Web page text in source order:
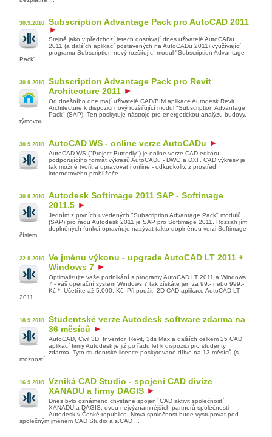
30.9.2010 Subscription Advantage Pack pro AutoCAD 2011
Stejně jako v předchozí letech dostávají dnes uživatelé AutoCADu
2011 (a dalších aplikací postavených na AutoCADu 2011) využívající
programu Subscription nový rozšiřující modul "Subscription Advantage
Pack" ...
30.9.2010
Subscription Advantage Pack pro Revit
Architecture 2011
Od dnešního dne mají uživatelé CAD/BIM aplikace Autodesk Revit
Architecture k dispozici nový rozšiřující modul "Subscription Advantage
Pack" (SAP). Ten poskytuje nástroje pro energetickou analýzu budovy,
týmovou ...
30.9.2010 AutoCAD WS - online verze AutoCADu
AutoCAD WS ("Project Butterfly") je online verze CAD editoru
podporujícího formát výkresů AutoCADu - DWG a DXF. CAD výkresy je
tak možné tvořit a upravovat i online - odkudkoliv, z prostředí
internetového prohlížeče ...
30.9.2010
Autodesk Softimage 2011 SAP - Softimage
2011.5
Jedním z prvních uvedených "Subscription Advantage Pack" modulů
(SAP) pro řadu Autodesk 2011 je SAP pro Softimage 2011. Rozsah jím
doplněných funkcí opravňuje nazývat takto doplněnou verzi Softimage
číslem ...
22.9.2010
Ve jménu výkonu - upgrade AutoCAD LT 2011 +
Windows 7
Optimalizujte vaše podnikání s programy AutoCAD LT 2011 a Windows
7 - váš operační systém Windows 7 tak získáte jen za 99,- nebo 999,-
Kč *. Ušetříte až 5.000,-Kč. Při použití 2D CAD aplikace AutoCAD LT
2011 ...
18.9.2010
Studentské verze Autodesk software zdarma na
36 měsíců
AutoCAD, Civil 3D, Inventor, Revit, 3ds Max a dalších celkem 25 CAD
aplikací firmy Autodesk je již po řadu let k dispozici pro studenty
zdarma. Tyto studentské licence poskytované dříve na 13 měsíců (s
možností ...
16.9.2010
Vzniká CAD Studio - spojení CAD divize
XANADU a firmy DAGIS
Dnes bylo oznámeno chystané spojení CAD aktivit společností
XANADU a DAGIS, dvou nejvýznamnějších partnerů společnosti
Autodesk v České republice. Nová společnost bude vystupovat pod
společným jménem CAD Studio a.s.CAD ...